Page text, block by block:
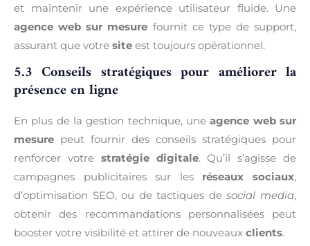
et maintenir une expérience utilisateur fluide. Une
agence web sur mesure fournit ce type de support,
assurant que votre site est toujours opérationnel.
5.3 Conseils stratégiques pour améliorer la
présence en ligne
En plus de la gestion technique, uneagence web sur
mesure peut fournir des conseils stratégiques pour
renforcer votre stratégie digitale. Qu’il s’agisse de
campagnes publicitaires sur les réseaux sociaux,
d’optimisation SEO, ou de tactiques desocial media,
obtenir des recommandations personnalisées peut
booster votre visibilité et attirer de nouveaux clients.